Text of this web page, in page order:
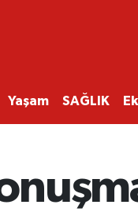
Yaşam SAĞLIK